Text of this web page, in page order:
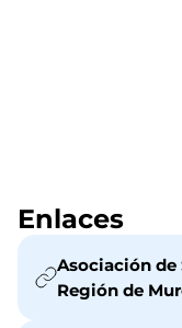
Enlaces
Asociación de
Región de